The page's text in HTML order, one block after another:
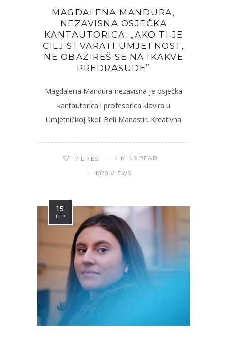
MAGDALENA MANDURA,
NEZAVISNA OSJEČKA
KANTAUTORICA: „AKO TI JE
CILJ STVARATI UMJETNOST,
NE OBAZIREŠ SE NA IKAKVE
PREDRASUDE”
Magdalena Mandura nezavisna je osječka
kantautorica i profesorica klavira u
Umjetničkoj školi Beli Manastir. Kreativna
7 LIKES 4 MINS READ
1820 VIEWS
15
LIP